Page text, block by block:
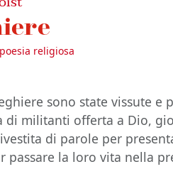
poesia religiosa
sono state vissute e
di militanti offerta a Dio,
di parole per
passare la loro vita nella